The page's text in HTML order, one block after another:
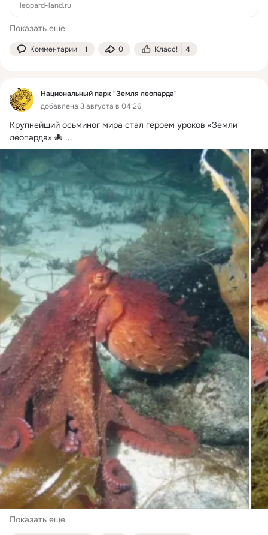
leopard-land.ru
Показать еще
Комментарии 1 0 Класс! 4
Национальный парк "Земля леопарда"
добавлена 3 августа в 04:26
Крупнейший осьминог мира стал героем уроков «Земли
леопарда» 🐙 ...
Показать еще